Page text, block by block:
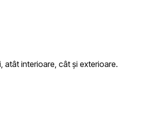
atât interioare, cât și exterioare.